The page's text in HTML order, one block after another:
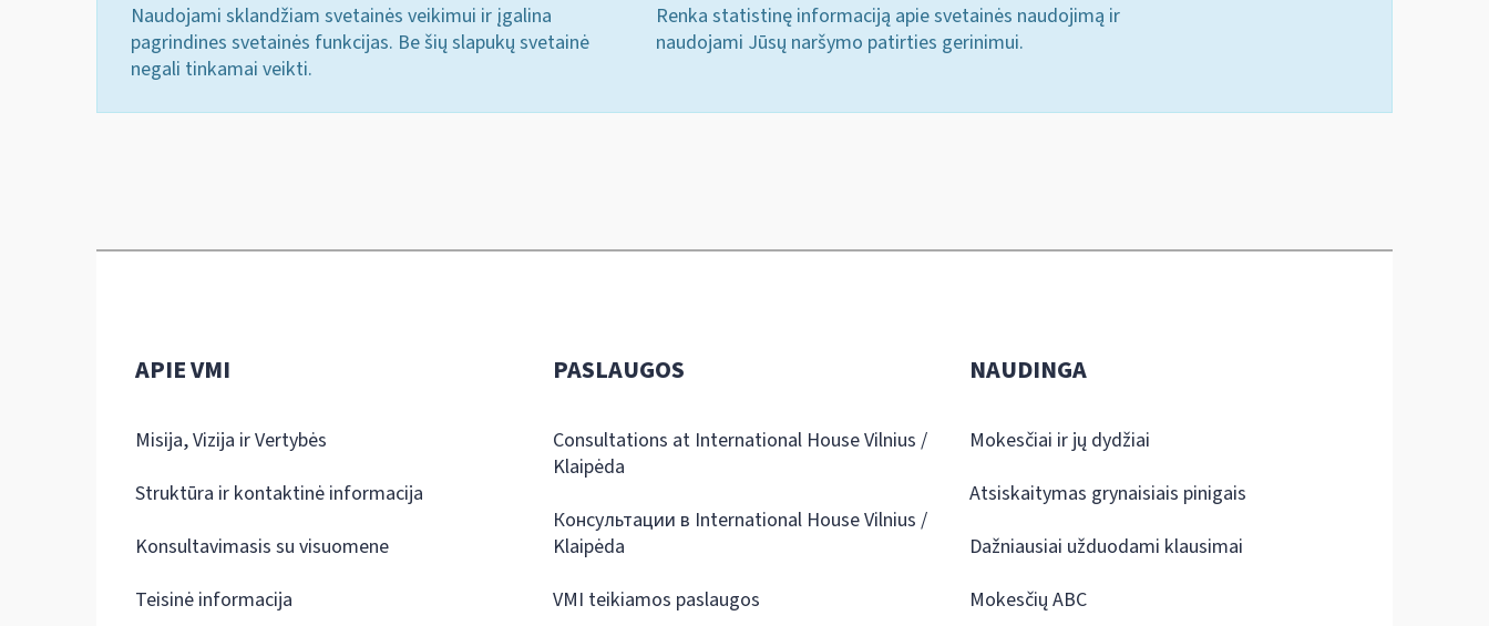
Naudojami sklandžiam svetainės veikimui ir įgalina
pagrindines svetainės funkcijas. Be šių slapukų svetainė
negali tinkamai veikti.
Renka statistinę informaciją apie svetainės naudojimą ir
naudojami Jūsų naršymo patirties gerinimui.
APIE VMI
Misija, Vizija ir Vertybės
Struktūra ir kontaktinė informacija
Konsultavimasis su visuomene
Teisinė informacija
PASLAUGOS
Consultations at International House Vilnius /
Klaipėda
Консультации в International House Vilnius /
Klaipėda
VMI teikiamos paslaugos
NAUDINGA
Mokesčiai ir jų dydžiai
Atsiskaitymas grynaisiais pinigais
Dažniausiai užduodami klausimai
Mokesčių ABC